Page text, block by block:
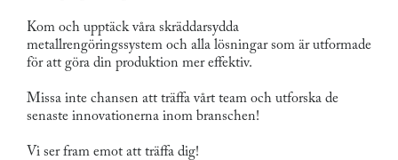
Kom och upptäck våra skräddarsydda
metallrengöringssystem och alla lösningar som är utformade
för att göra din produktion mer effektiv.
Missa inte chansen att träffa vårt team och utforska de
senaste innovationerna inom branschen!
Vi ser fram emot att träffa dig!